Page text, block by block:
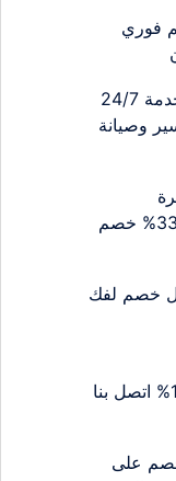
بـ23%خصم فوري
كشف اعطال الكابلات بالرياض..خدمة 24/7
وصيانة
100%اتصل بنا الان واحصل على 33% خصم
بالرياض 100ريال خصم لفك
رخيصه..تنظيف فصول..تعقيم 100% اتصل بنا
فلل بالرياض45%خصم على